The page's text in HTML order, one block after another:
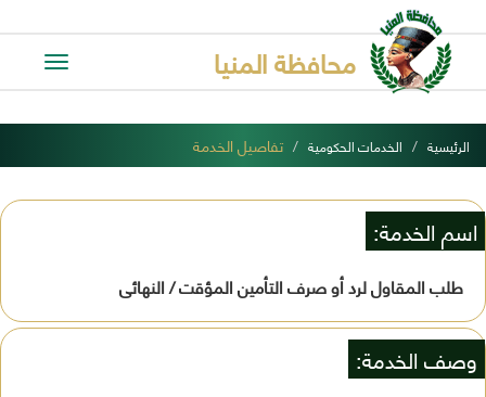
Toggle
محافظة المنيا
الرئيسية الخدمات الحكومية تفاصيل الخدمة
اسم الخدمة:
طلب المقاول لرد أو صرف التأمين المؤقت / النهائى
وصف الخدمة: